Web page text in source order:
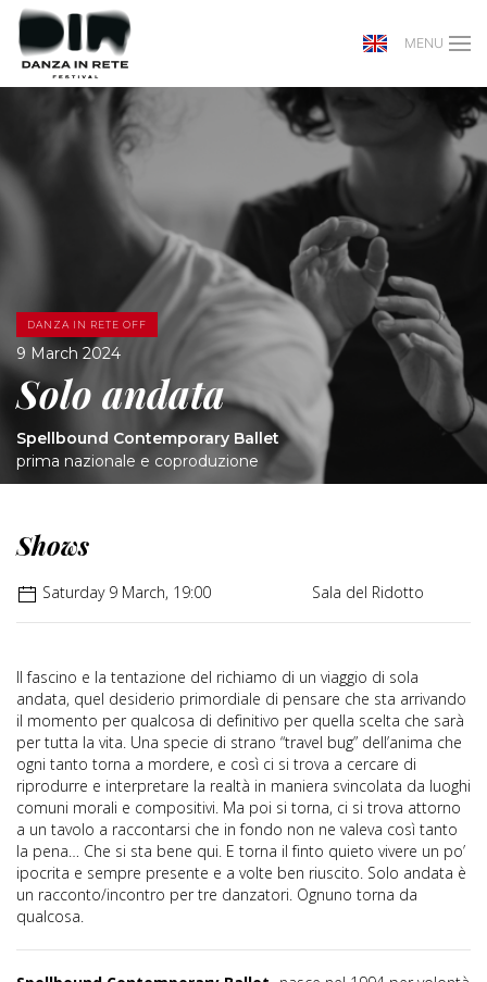
MENU
DANZA IN RETE OFF
9 March 2024
Solo andata
Spellbound Contemporary Ballet
prima nazionale e coproduzione
Shows
Saturday 9 March, 19:00 Sala del Ridotto
Il fascino e la tentazione del richiamo di un viaggio di sola
andata, quel desiderio primordiale di pensare che sta arrivando
il momento per qualcosa di definitivo per quella scelta che sarà
per tutta la vita. Una specie di strano “travel bug” dell’anima che
ogni tanto torna a mordere, e così ci si trova a cercare di
riprodurre e interpretare la realtà in maniera svincolata da luoghi
comuni morali e compositivi. Ma poi si torna, ci si trova attorno
a un tavolo a raccontarsi che in fondo non ne valeva così tanto
la pena… Che si sta bene qui. E torna il finto quieto vivere un po’
ipocrita e sempre presente e a volte ben riuscito. Solo andata è
un racconto/incontro per tre danzatori. Ognuno torna da
qualcosa.